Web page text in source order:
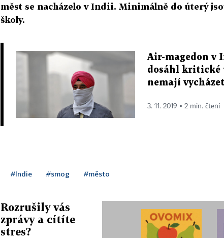
měst se nacházelo v Indii. Minimálně do úterý
školy.
Air-magedon v
dosáhl kritické
nemají
3. 11. 2019 ▪ 2 min. čtení
#Indie #smog #město
Rozrušily vás
zprávy a cítíte
stres?